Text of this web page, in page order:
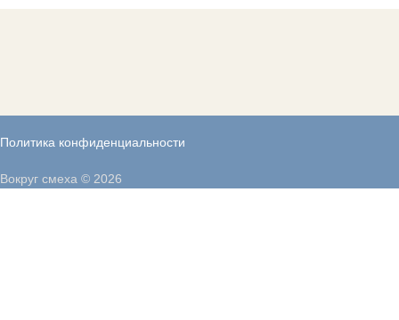
Политика конфиденциальности
Вокруг смеха © 2026